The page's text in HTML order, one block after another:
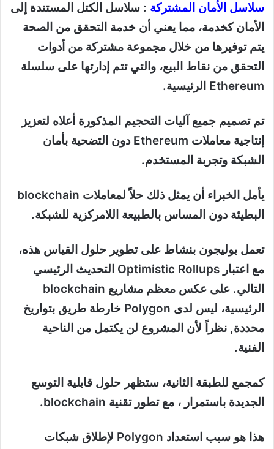
سلاسل الأمان المشتركة : سلاسل الكتل المستندة إلى
الأمان كخدمة، مما يعني أن خدمة التحقق من الصحة
يتم توفيرها من خلال مجموعة مشتركة من أدوات
التحقق من نقاط البيع، والتي تتم إدارتها على سلسلة
Ethereum الرئيسية.
تم تصميم جميع آليات التحجيم المذكورة أعلاه لتعزيز
إنتاجية معاملات Ethereum دون التضحية بأمان
الشبكة وتجربة المستخدم.
يأمل الخبراء أن يمثل ذلك حلاً لمعاملات blockchain
البطيئة دون المساس بالطبيعة اللامركزية للشبكة.
تعمل بوليجون بنشاط على تطوير حلول القياس هذه،
مع اعتبار Optimistic Rollups التحديث الرئيسي
التالي. على عكس معظم مشاريع blockchain
الرئيسية، ليس لدى Polygon خارطة طريق بتواريخ
محددة, نظراً لأن المشروع لن يكتمل من الناحية
الفنية.
كمجمع للطبقة الثانية، ستظهر حلول قابلية التوسع
الجديدة باستمرار ، مع تطور تقنية blockchain.
هذا هو سبب استعداد Polygon لإطلاق شبكات